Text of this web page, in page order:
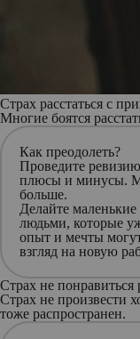
Страх расстаться с
Многие боятся
Как преодолеть?
Проведите ревизию
плюсы и минусы.
больше.
Делайте
людьми, которые
опыт и мечты
взгляд на новую
Страх не понравиться
Страх не произвести
тоже распространен.